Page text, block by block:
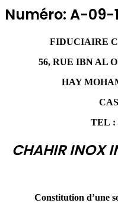
Numéro: A-09-
FIDUCIAIRE
56, RUE IBN AL
HAY
TEL :
CHAHIR INOX
Constitution d’une